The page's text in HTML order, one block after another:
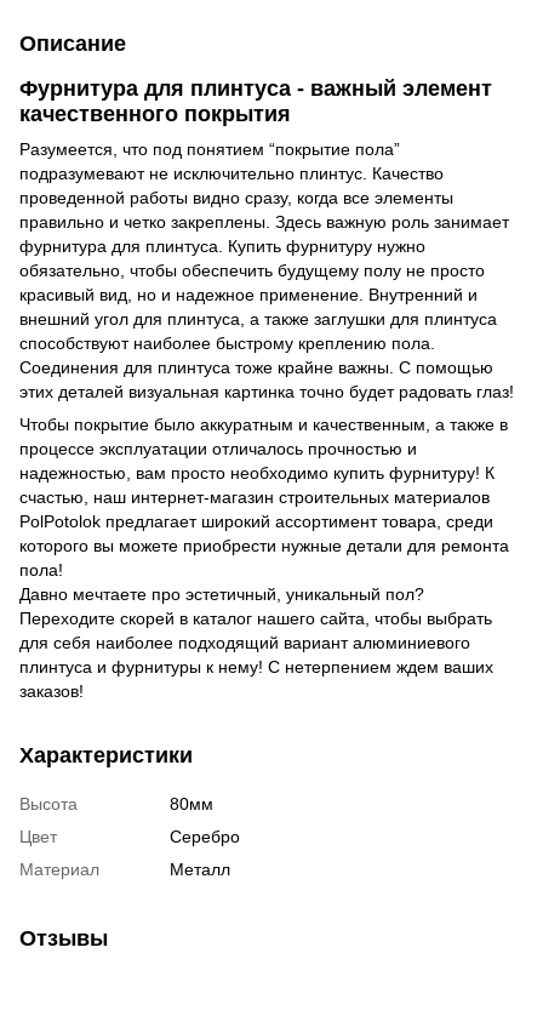
Описание
Фурнитура для плинтуса - важный элемент
качественного покрытия
Разумеется, что под понятием “покрытие пола”
подразумевают не исключительно плинтус. Качество
проведенной работы видно сразу, когда все элементы
правильно и четко закреплены. Здесь важную роль занимает
фурнитура для плинтуса. Купить фурнитуру нужно
обязательно, чтобы обеспечить будущему полу не просто
красивый вид, но и надежное применение. Внутренний и
внешний угол для плинтуса, а также заглушки для плинтуса
способствуют наиболее быстрому креплению пола.
Соединения для плинтуса тоже крайне важны. С помощью
этих деталей визуальная картинка точно будет радовать глаз!
Чтобы покрытие было аккуратным и качественным, а также в
процессе эксплуатации отличалось прочностью и
надежностью, вам просто необходимо купить фурнитуру! К
счастью, наш интернет-магазин строительных материалов
PolPotolok предлагает широкий ассортимент товара, среди
которого вы можете приобрести нужные детали для ремонта
пола!
Давно мечтаете про эстетичный, уникальный пол?
Переходите скорей в каталог нашего сайта, чтобы выбрать
для себя наиболее подходящий вариант алюминиевого
плинтуса и фурнитуры к нему! С нетерпением ждем ваших
заказов!
Характеристики
Высота
80мм
Цвет
Серебро
Материал
Металл
Отзывы